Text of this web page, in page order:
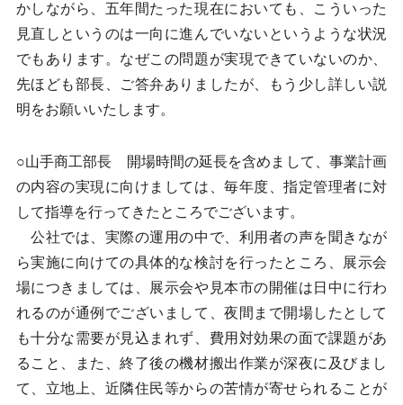
かしながら、五年間たった現在においても、こういった
見直しというのは一向に進んでいないというような状況
でもあります。なぜこの問題が実現できていないのか、
先ほども部長、ご答弁ありましたが、もう少し詳しい説
明をお願いいたします。
○山手商工部長 開場時間の延長を含めまして、事業計画
の内容の実現に向けましては、毎年度、指定管理者に対
して指導を行ってきたところでございます。
公社では、実際の運用の中で、利用者の声を聞きなが
ら実施に向けての具体的な検討を行ったところ、展示会
場につきましては、展示会や見本市の開催は日中に行わ
れるのが通例でございまして、夜間まで開場したとして
も十分な需要が見込まれず、費用対効果の面で課題があ
ること、また、終了後の機材搬出作業が深夜に及びまし
て、立地上、近隣住民等からの苦情が寄せられることが